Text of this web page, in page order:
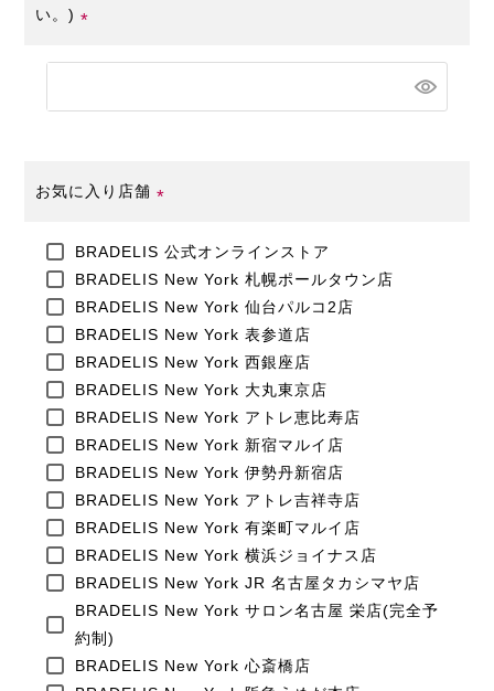
い。)
お気に入り店舗
須)
BRADELIS 公式オンラインストア
BRADELIS New York 札幌ポールタウン店
BRADELIS New York 仙台パルコ2店
BRADELIS New York 表参道店
BRADELIS New York 西銀座店
BRADELIS New York 大丸東京店
BRADELIS New York アトレ恵比寿店
BRADELIS New York 新宿マルイ店
BRADELIS New York 伊勢丹新宿店
BRADELIS New York アトレ吉祥寺店
BRADELIS New York 有楽町マルイ店
BRADELIS New York 横浜ジョイナス店
BRADELIS New York JR 名古屋タカシマヤ店
BRADELIS New York サロン名古屋 栄店(完全予
約制)
BRADELIS New York 心斎橋店